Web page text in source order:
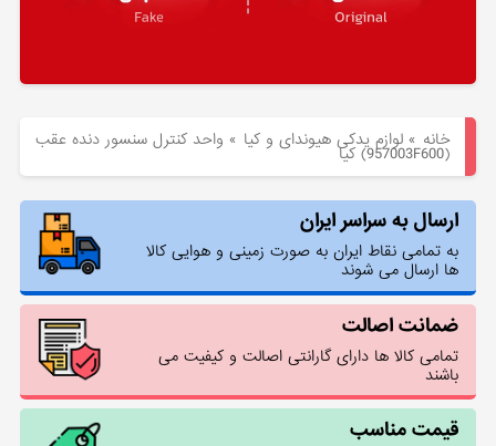
خانه »لوازم یدکی هیوندای و کیا » واحد كنترل سنسور دنده عقب
(957003F600) کیا
ارسال به سراسر ایران
به تمامی نقاط ایران به صورت زمینی و هوایی کالا
ها ارسال می شوند
ضمانت اصالت
تمامی کالا ها دارای گارانتی اصالت و کیفیت می
باشند
قیمت مناسب